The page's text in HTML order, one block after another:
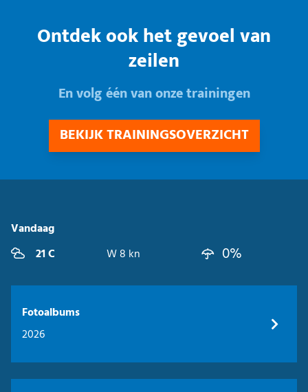
Ontdek ook het gevoel van
zeilen
En volg één van onze trainingen
BEKIJK TRAININGSOVERZICHT
Vandaag
21 C
W 8 kn 0%
Fotoalbums
2026